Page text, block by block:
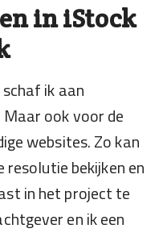
in iStock
ik aan
Maar ook voor de
websites. Zo kan
resolutie bekijken en
in het project te
en ik een